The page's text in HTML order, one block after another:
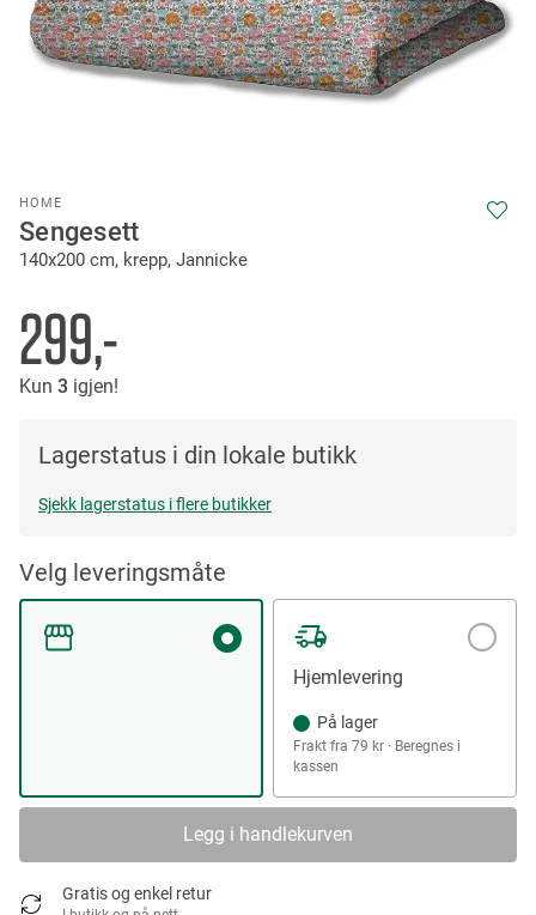
HOME
Sengesett
140x200 cm, krepp, Jannicke
299,-
Kun 3 igjen!
Lagerstatus i din lokale butikk
Sjekk lagerstatus i flere butikker
Velg leveringsmåte
Hjemlevering
På lager
Frakt fra 79 kr · Beregnes i
kassen
Legg i handlekurven
Gratis og enkel retur
to
the
beginning
the
images
gallery